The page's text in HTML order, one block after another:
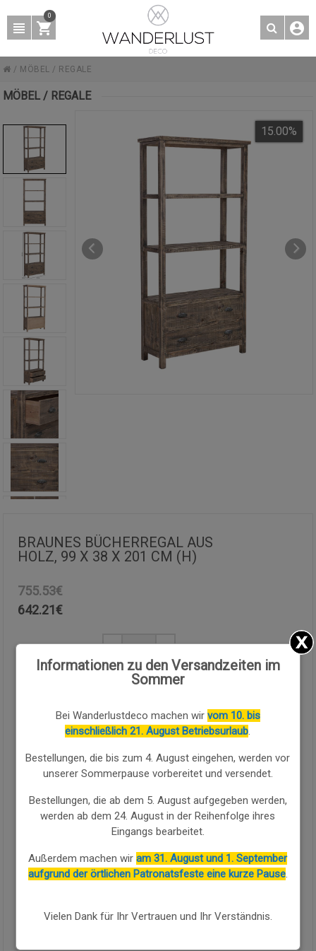
0
/ MÖBEL / REGALE
MÖBEL / REGALE
BRAUNES BÜCHERREGAL AUS
HOLZ, 99 X 38 X 201 CM (H)
755.53€
15.00%
642.21€
KAUFEN SIE WEITER
Das Regal in brauner Ausführung im rustikalen Stil verbindet
Funktionalität und handwerklichen Charakter in einem
ausdrucksstarken Möbelstück. AusMDF,Kiefernholz undGlas
gefertigt, bietet es drei breite offene obere Regalböden und
zwei große untere Schubladen mit antiken Muschelgriffen aus
Der warme und natürliche braune Farbton unterstreicht die
Schönheit des lebendigen Holzes mit Rissen, natürlichen
einen einzigartigen und authentischen Charakter verleihen. Die
Informationen zu den Versandzeiten im
Sommer
Bei Wanderlustdeco machen wir vom 10. bis
einschließlich 21. August Betriebsurlaub.
Bestellungen, die bis zum 4. August eingehen, werden vor
unserer Sommerpause vorbereitet und versendet.
Bestellungen, die ab dem 5. August aufgegeben werden,
werden ab dem 24. August in der Reihenfolge ihres
Eingangs bearbeitet.
Außerdem machen wiram 31. August und 1. September
aufgrund der örtlichen Patronatsfeste eine kurze Pause.
Vielen Dank für Ihr Vertrauen und Ihr Verständnis.